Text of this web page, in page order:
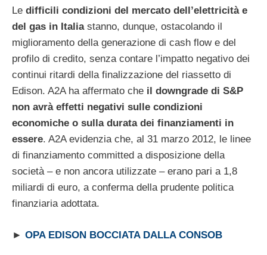
Le difficili condizioni del mercato dell’elettricità e
del gas in Italia stanno, dunque, ostacolando il
miglioramento della generazione di cash flow e del
profilo di credito, senza contare l’impatto negativo dei
continui ritardi della finalizzazione del riassetto di
Edison. A2A ha affermato che il downgrade di S&P
non avrà effetti negativi sulle condizioni
economiche o sulla durata dei finanziamenti in
essere. A2A evidenzia che, al 31 marzo 2012, le linee
di finanziamento committed a disposizione della
società – e non ancora utilizzate – erano pari a 1,8
miliardi di euro, a conferma della prudente politica
finanziaria adottata.
► OPA EDISON BOCCIATA DALLA CONSOB